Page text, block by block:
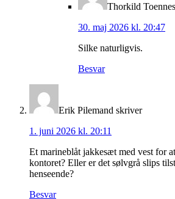
Thorkild
30. maj 2026 kl. 20:47
Silke naturligvis.
Besvar
Erik Pilemand skriver
1. juni 2026 kl. 20:11
Et marineblåt jakkesæt med vest for
kontoret? Eller er det sølvgrå slips
henseende?
Besvar